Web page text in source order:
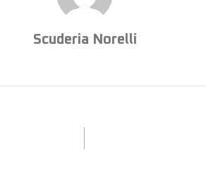
Scuderia Norelli